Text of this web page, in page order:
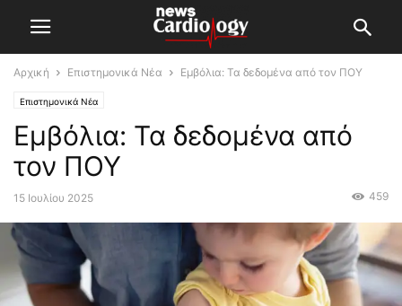
Αρχική Επιστημονικά Νέα Εμβόλια: Τα δεδομένα από τον ΠΟΥ
Επιστημονικά Νέα
Εμβόλια: Τα δεδομένα από
τον ΠΟΥ
15 Ιουλίου 2025 459